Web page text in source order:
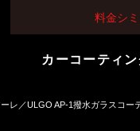
料金シ
カーコーティン
レ／ULGO AP-1撥水ガラスコー